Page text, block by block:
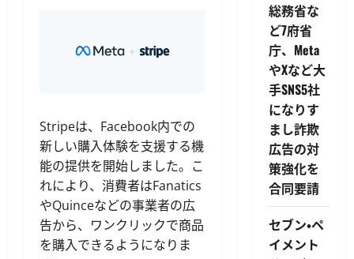
Stripeは、Facebook内での
新しい購入体験を支援する機
能の提供を開始しました。こ
れにより、消費者はFanatics
やQuinceなどの事業者の広
告から、ワンクリックで商品
を購入できるようになりま
総務省な
ど7府省
庁、Meta
やXなど大
手SNS5社
になりす
まし詐欺
広告の対
策強化を
合同要請
セブン・ペ
イメント